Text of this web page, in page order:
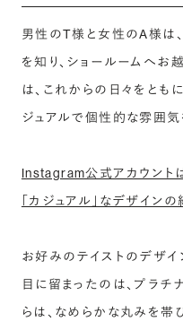
男性のT様と女性のA様は
を知り、ショールームへお
は、これからの日々をとも
ジュアルで個性的な雰囲気
Instagram公式アカウント
「カジュアル」なデザイン
お好みのテイストのデザ
目に留まったのは、プラチ
らは、なめらかな丸みを帯